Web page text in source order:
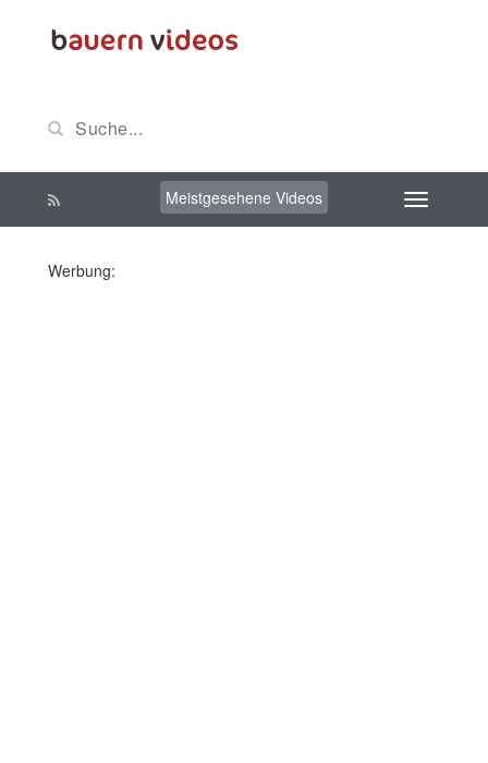
Meistgesehene Videos
Werbung: